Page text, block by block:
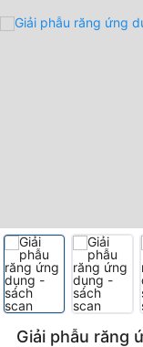
sách
Giải phẫu răng